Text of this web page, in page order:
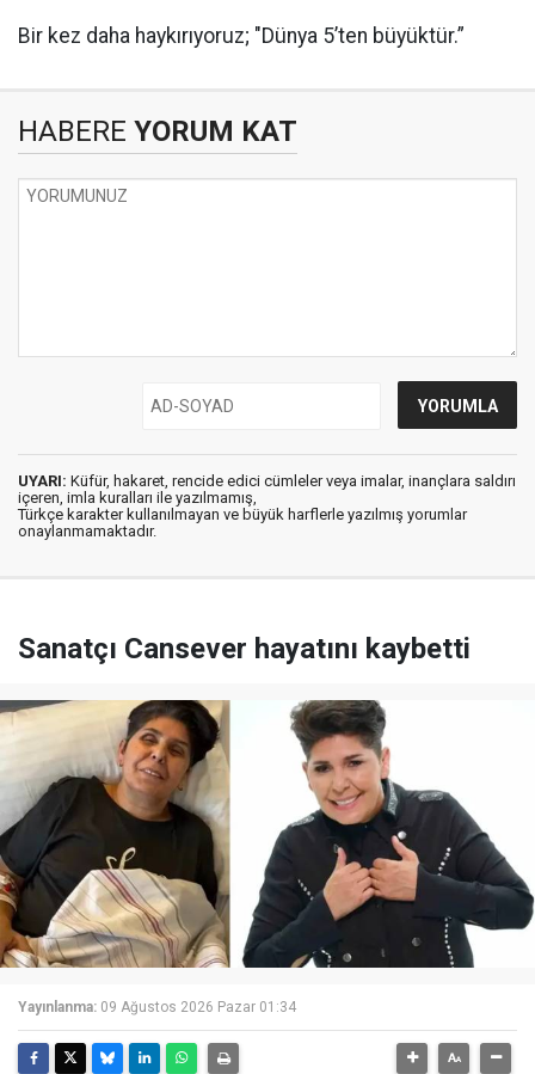
Bir kez daha haykırıyoruz; "Dünya 5’ten büyüktür.”
HABERE YORUM KAT
UYARI: Küfür, hakaret, rencide edici cümleler veya imalar, inançlara saldırı
içeren, imla kuralları ile yazılmamış,
Türkçe karakter kullanılmayan ve büyük harflerle yazılmış yorumlar
onaylanmamaktadır.
Sanatçı Cansever hayatını kaybetti
Yayınlanma: 09 Ağustos 2026 Pazar 01:34